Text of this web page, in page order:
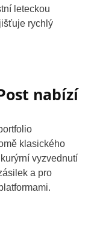
leteckou
rychlý
nabízí
klasického
vyzvednutí
a pro